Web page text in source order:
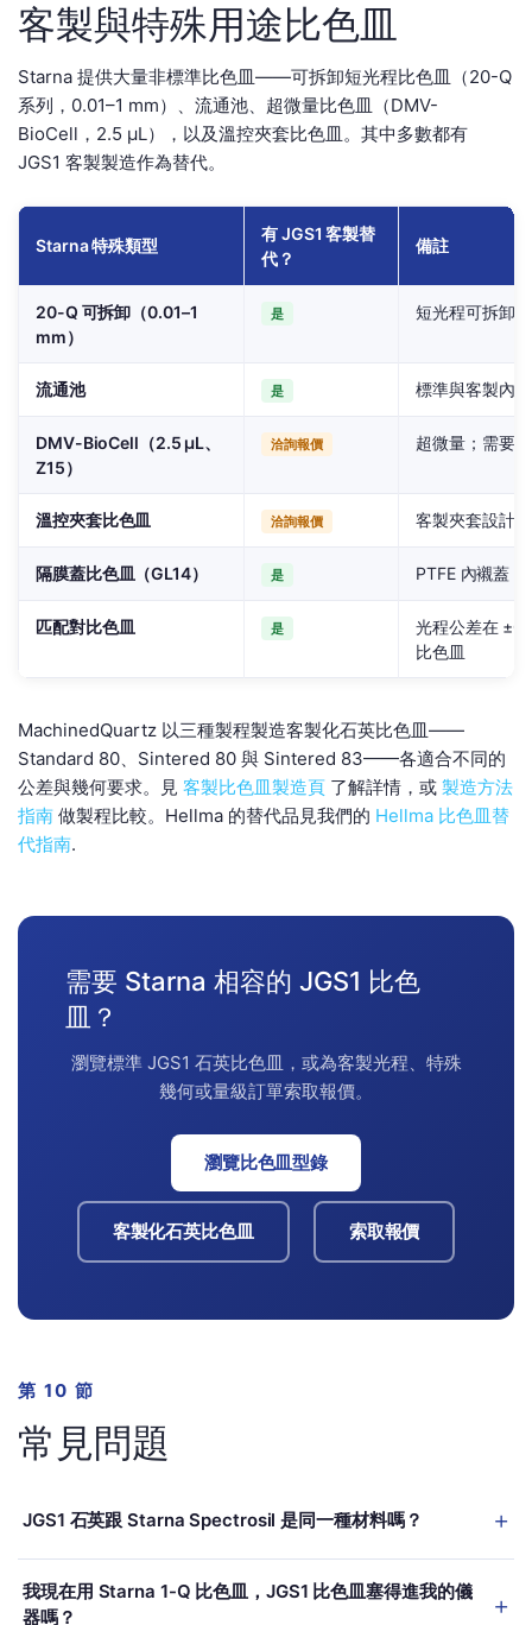
客製與特殊用途比色皿
Starna 提供大量非標準比色皿——可拆卸短光程比色皿（20-Q
系列，0.01–1 mm）、流通池、超微量比色皿（DMV-
BioCell，2.5 µL），以及溫控夾套比色皿。其中多數都有
JGS1 客製製造作為替代。
Starna 特殊類型
有 JGS1 客製替
代？
備註
20-Q 可拆卸（0.01–1
mm）
是 短光程可拆卸
流通池 是 標準與客製內
DMV-BioCell（2.5 µL、
Z15）
洽詢報價 超微量；需要
溫控夾套比色皿 洽詢報價 客製夾套設計
隔膜蓋比色皿（GL14） 是 PTFE 內襯蓋
匹配對比色皿 是
光程公差在
比色皿
MachinedQuartz 以三種製程製造客製化石英比色皿——
Standard 80、Sintered 80 與 Sintered 83——各適合不同的
公差與幾何要求。見 客製比色皿製造頁 了解詳情，或 製造方法
指南 做製程比較。Hellma 的替代品見我們的 Hellma 比色皿替
代指南.
需要 Starna 相容的 JGS1 比色
皿？
瀏覽標準 JGS1 石英比色皿，或為客製光程、特殊
幾何或量級訂單索取報價。
瀏覽比色皿型錄
客製化石英比色皿 索取報價
第 10 節
常見問題
JGS1 石英跟 Starna Spectrosil 是同一種材料嗎？
功能上是。兩者都是高 OH 合成熔融石英、紫外從 185 nm 起透
射。「Spectrosil」是 Starna 為其採購材料取的商標名稱（原料來
我現在用 Starna 1-Q 比色皿，JGS1 比色皿塞得進我的儀
器嗎？